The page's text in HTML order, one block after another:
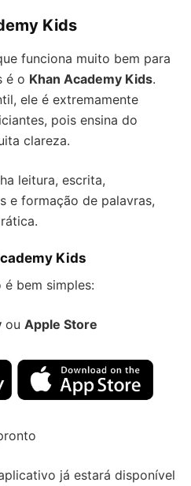
Kids
funciona muito bem para
é o Khan Academy Kids.
ele é extremamente
pois ensina do
clareza.
leitura, escrita,
e formação de palavras,
Kids
é bem simples:
ou Apple Store
já estará disponível